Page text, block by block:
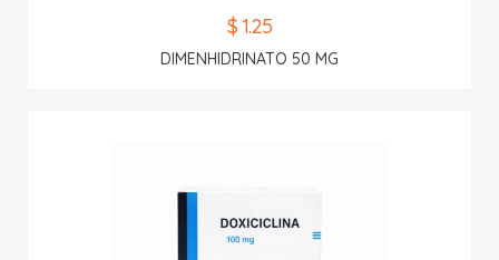
$ 1.25
DIMENHIDRINATO 50 MG